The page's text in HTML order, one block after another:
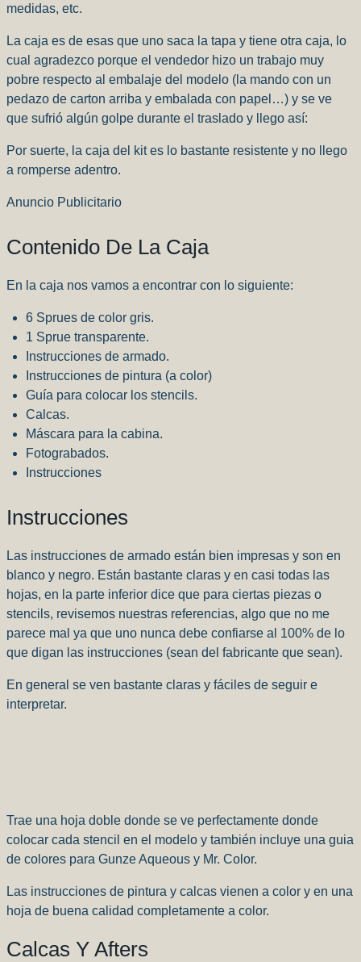
medidas, etc.
La caja es de esas que uno saca la tapa y tiene otra caja, lo
cual agradezco porque el vendedor hizo un trabajo muy
pobre respecto al embalaje del modelo (la mando con un
pedazo de carton arriba y embalada con papel…) y se ve
que sufrió algún golpe durante el traslado y llego así:
Por suerte, la caja del kit es lo bastante resistente y no llego
a romperse adentro.
Anuncio Publicitario
Contenido De La Caja
En la caja nos vamos a encontrar con lo siguiente:
6 Sprues de color gris.
1 Sprue transparente.
Instrucciones de armado.
Instrucciones de pintura (a color)
Guía para colocar los stencils.
Calcas.
Máscara para la cabina.
Fotograbados.
Instrucciones
Instrucciones
Las instrucciones de armado están bien impresas y son en
blanco y negro. Están bastante claras y en casi todas las
hojas, en la parte inferior dice que para ciertas piezas o
stencils, revisemos nuestras referencias, algo que no me
parece mal ya que uno nunca debe confiarse al 100% de lo
que digan las instrucciones (sean del fabricante que sean).
En general se ven bastante claras y fáciles de seguir e
interpretar.
Trae una hoja doble donde se ve perfectamente donde
colocar cada stencil en el modelo y también incluye una guia
de colores para Gunze Aqueous y Mr. Color.
Las instrucciones de pintura y calcas vienen a color y en una
hoja de buena calidad completamente a color.
Calcas Y Afters